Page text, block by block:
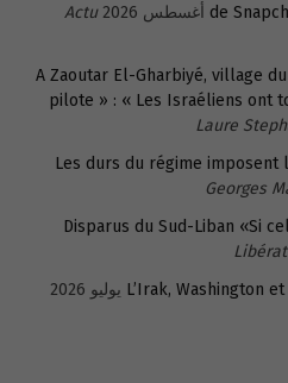
de
Actu
A Zaoutar El-Gharbiyé, village
pilote » : « Les Israéliens ont
Laure
Les durs du régime
Georges
Disparus du Sud-Liban «Si
L’Irak, Washington